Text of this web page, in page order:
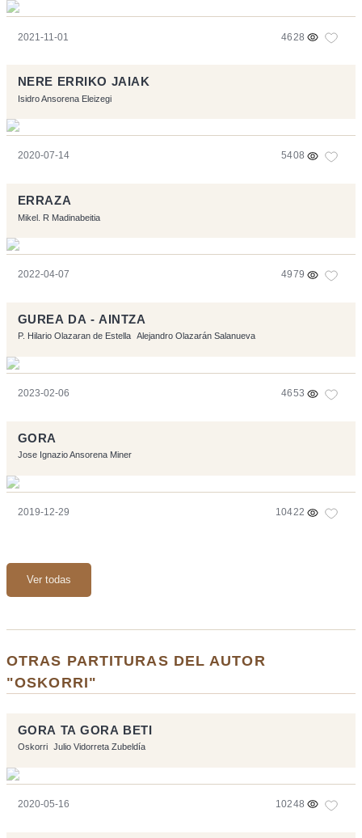
2021-11-01 4628
NERE ERRIKO JAIAK
Isidro Ansorena Eleizegi
2020-07-14 5408
ERRAZA
Mikel. R Madinabeitia
2022-04-07 4979
GUREA DA - AINTZA
P. Hilario Olazaran de Estella Alejandro Olazarán Salanueva
2023-02-06 4653
GORA
Jose Ignazio Ansorena Miner
2019-12-29 10422
Ver todas
OTRAS PARTITURAS DEL AUTOR
"OSKORRI"
GORA TA GORA BETI
Oskorri Julio Vidorreta Zubeldía
2020-05-16 10248